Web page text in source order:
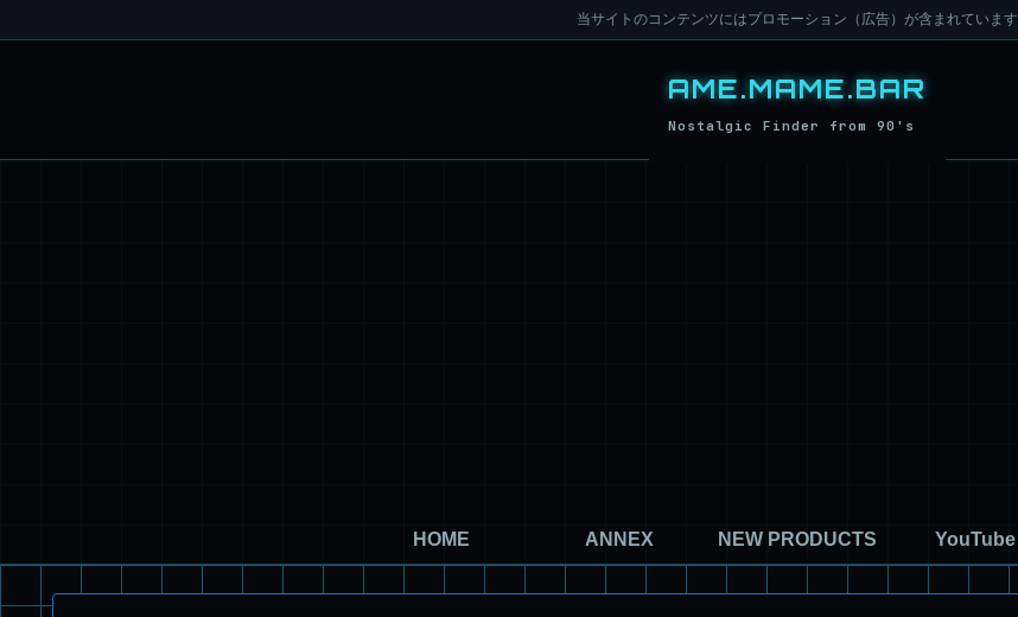
当サイトのコンテンツにはプロモーション（広告）が含まれています
HOME ANNEX NEW PRODUCTS YouTube